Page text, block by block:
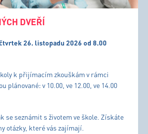
DVEŘÍ
26. listopadu 2026 od 8.00
k přijímacím zkouškám v rámci
plánované: v 10.00, ve 12.00, ve 14.00
se seznámit s životem ve škole. Získáte
otázky, které vás zajímají.